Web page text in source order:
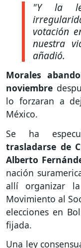
"Y la
votación
nuestra
añadió.
Morales
noviembre
lo forzaran a
México.
Se ha
trasladarse de
Alberto
nación
allí organizar
Movimiento al
elecciones en
fijada.
Una ley